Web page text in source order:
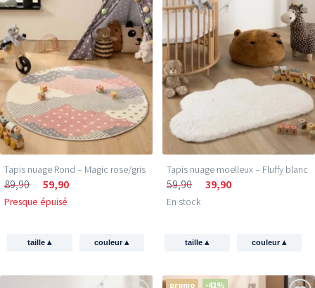
Tapis nuage Rond – Magic rose/gris
89,90 59,90
Presque épuisé
taille▴ couleur▴
Tapis nuage moelleux – Fluffy blanc
59,90 39,90
En stock
taille▴ couleur▴
promo -41%